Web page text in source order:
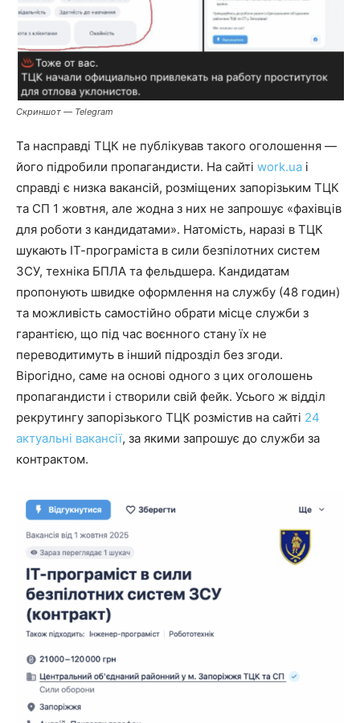
Скриншот — Telegram
Та насправді ТЦК не публікував такого оголошення —
його підробили пропагандисти. На сайті work.ua і
справді є низка вакансій, розміщених запорізьким ТЦК
та СП 1 жовтня, але жодна з них не запрошує «фахівців
для роботи з кандидатами». Натомість, наразі в ТЦК
шукають ІТ-програміста в сили безпілотних систем
ЗСУ, техніка БПЛА та фельдшера. Кандидатам
пропонують швидке оформлення на службу (48 годин)
та можливість самостійно обрати місце служби з
гарантією, що під час воєнного стану їх не
переводитимуть в інший підрозділ без згоди.
Вірогідно, саме на основі одного з цих оголошень
пропагандисти і створили свій фейк. Усього ж відділ
рекрутингу запорізького ТЦК розмістив на сайті 24
актуальні вакансії, за якими запрошує до служби за
контрактом.